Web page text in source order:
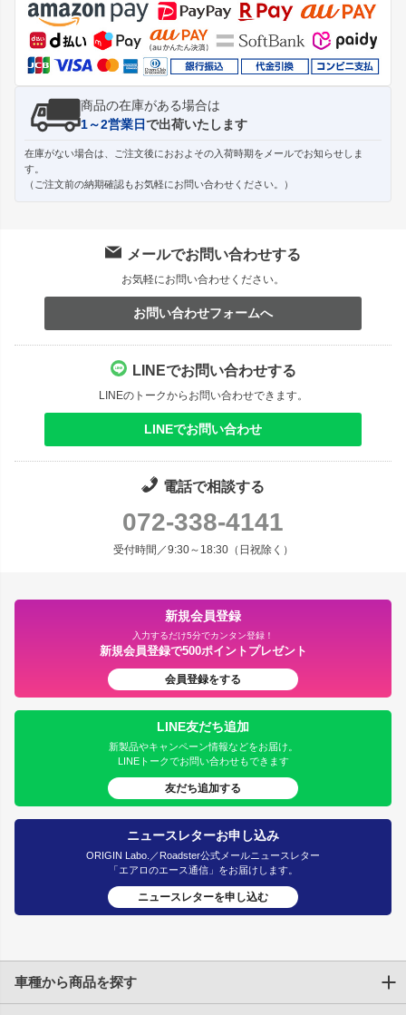
ップ
へ
商品の在庫がある場合は
1～2営業日で出荷いたします
在庫がない場合は、ご注文後におおよその入荷時期をメールでお知らせしま
す。
（ご注文前の納期確認もお気軽にお問い合わせください。）
メールでお問い合わせする
お気軽にお問い合わせください。
お問い合わせフォームへ
LINEでお問い合わせする
LINEのトークからお問い合わせできます。
LINEでお問い合わせ
電話で相談する
072-338-4141
受付時間／9:30～18:30（日祝除く）
新規会員登録
入力するだけ5分でカンタン登録！
新規会員登録で500ポイントプレゼント
会員登録をする
LINE友だち追加
新製品やキャンペーン情報などをお届け。
LINEトークでお問い合わせもできます
友だち追加する
ニュースレターお申し込み
ORIGIN Labo.／Roadster公式メールニュースレター
「エアロのエース通信」をお届けします。
ニュースレターを申し込む
車種から商品を探す